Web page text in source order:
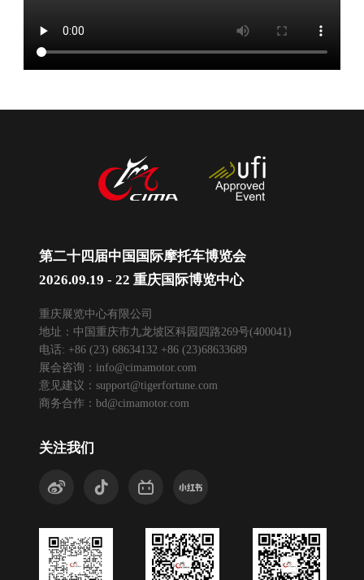
第二十四届中国国际摩托车博览会
2026.09.19 - 22 重庆国际博览中心
重庆展览中心有限公司
地址：中国重庆市九龙坡区科园四路269号(400041)
电话: +86 (23) 68634132 +86 (23)68633689
展会咨询： info@cimamotor.com
意见建议： support@tigerfortune.com
商务合作： bd@cimamotor.com
关注我们